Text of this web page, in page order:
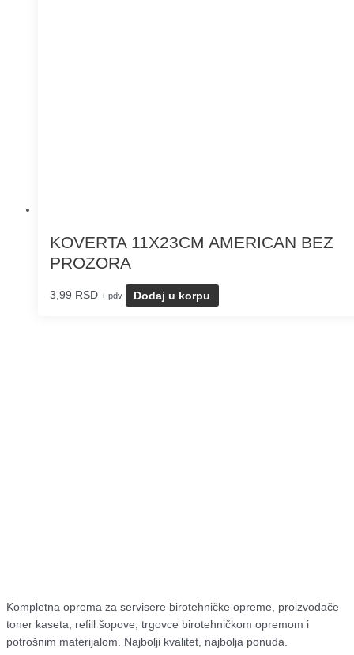
KOVERTA 11X23CM AMERICAN BEZ
PROZORA
3,99 RSD + pdv Dodaj u korpu
Kompletna oprema za servisere birotehničke opreme, proizvođače
toner kaseta, refill šopove, trgovce birotehničkom opremom i
potrošnim materijalom. Najbolji kvalitet, najbolja ponuda.